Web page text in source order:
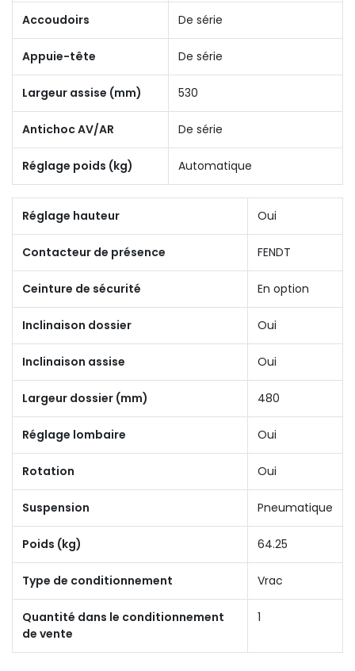
Accoudoirs De série
Appuie-tête De série
Largeur assise (mm) 530
Antichoc AV/AR De série
Réglage poids (kg) Automatique
Réglage hauteur Oui
Contacteur de présence FENDT
Ceinture de sécurité En option
Inclinaison dossier Oui
Inclinaison assise Oui
Largeur dossier (mm) 480
Réglage lombaire Oui
Rotation Oui
Suspension Pneumatique
Poids (kg) 64.25
Type de conditionnement Vrac
Quantité dans le conditionnement
de vente
1